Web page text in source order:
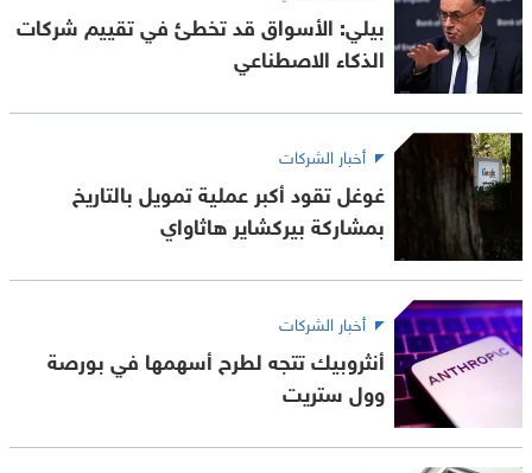
بيلي: الأسواق قد تخطئ في تقييم شركات
الذكاء الاصطناعي
أخبار الشركات
غوغل تقود أكبر عملية تمويل بالتاريخ
بمشاركة بيركشاير هاثاواي
أخبار الشركات
أنثروبيك تتجه لطرح أسهمها في بورصة
وول ستريت